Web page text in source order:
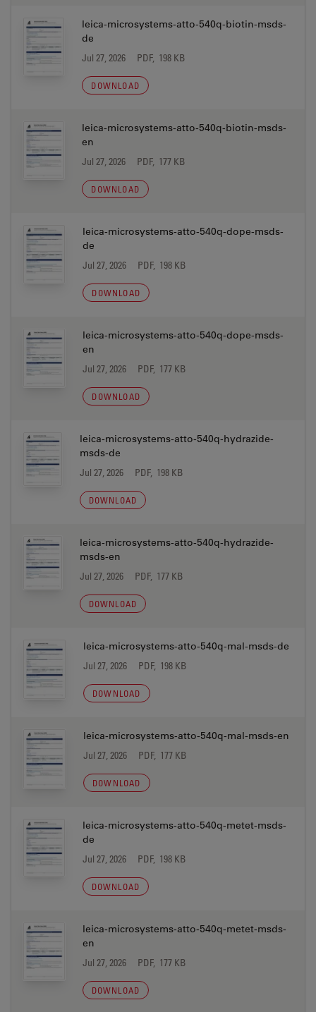
leica-microsystems-atto-540q-biotin-msds-
de
Jul 27, 2026 PDF, 198 KB
DOWNLOAD
leica-microsystems-atto-540q-biotin-msds-
en
Jul 27, 2026 PDF, 177 KB
DOWNLOAD
leica-microsystems-atto-540q-dope-msds-
de
Jul 27, 2026 PDF, 198 KB
DOWNLOAD
leica-microsystems-atto-540q-dope-msds-
en
Jul 27, 2026 PDF, 177 KB
DOWNLOAD
leica-microsystems-atto-540q-hydrazide-
msds-de
Jul 27, 2026 PDF, 198 KB
DOWNLOAD
leica-microsystems-atto-540q-hydrazide-
msds-en
Jul 27, 2026 PDF, 177 KB
DOWNLOAD
leica-microsystems-atto-540q-mal-msds-de
Jul 27, 2026 PDF, 198 KB
DOWNLOAD
leica-microsystems-atto-540q-mal-msds-en
Jul 27, 2026 PDF, 177 KB
DOWNLOAD
leica-microsystems-atto-540q-metet-msds-
de
Jul 27, 2026 PDF, 198 KB
DOWNLOAD
leica-microsystems-atto-540q-metet-msds-
en
Jul 27, 2026 PDF, 177 KB
DOWNLOAD